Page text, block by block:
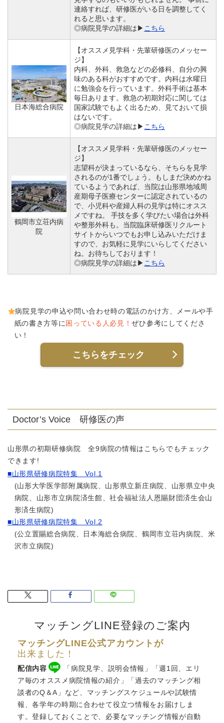
連絡すれば、研修医がいる日を調整してく
れると思います。
◎病院見学の詳細は▶ こちら
日本海総合病院
【オススメ見学科・先輩研修医のメッセー
ジ】
内科、外科、救急などの必修科、自分の興
味のある科がおすすめです。内科は水曜日
に勉強会を行っています。外科手術は基本
毎日あります。救急の初期対応に関しては
国家試験でもよく出るため、見ておいて損
はないです。
◎病院見学の詳細は▶ こちら
鶴岡市立荘内病
院
【オススメ見学科・先輩研修医のメッセー
ジ】
志望科が決まっているなら、そちらを見学
されるのが1番でしょう。もしまだ決めかね
ているようであれば、当院は山形県地域周
産期母子医療センターに認定されているの
で、小児科や産婦人科の見学は特にオスス
メですね。 手技を多く学びたい場合は外科
や整形外科も。当院臨床研修医リクルート
サイトからいつでもお申し込みいただけま
すので、お気軽に見学にいらしてください
ね。お待ちしております！
◎病院見学の詳細は▶ こちら
病院見学の申込や問い合わせ時の電話のかけ方、メールや手
紙の書き方等に 困っている人必見！ぜひ参考にしてくださ
い！
こちらをチェック
Doctor’s Voice 研修医の声
山形県の初期研修病院 全9病院の情報はこちらでもチェック
できます!
■山形県研修病院特集 Vol.1
(山形大学医学部附属病院、山形県立新庄病院、山形県立中央
病院、山形市立病院済生館、社会福祉法人恩賜財団済生会山
形済生病院)
■山形県研修病院特集 Vol.2
(公立置賜総合病院、日本海総合病院、鶴岡市立荘内病院、米
沢市立病院)
マッチングLINE登録のご案内
マッチングLINE公式アカウントが
出来ました！
配信内容
「病院見学、説明会情報」「週1回、エリ
ア毎のオススメ病院情報の紹介」「過去のマッチング相
談者のQ＆A」など、 マッチングスケジュールや試験情
報、各学年の時期に合わせて役立つ情報をお届けしま
す。登録しておくことで、必要なマッチング情報が自動